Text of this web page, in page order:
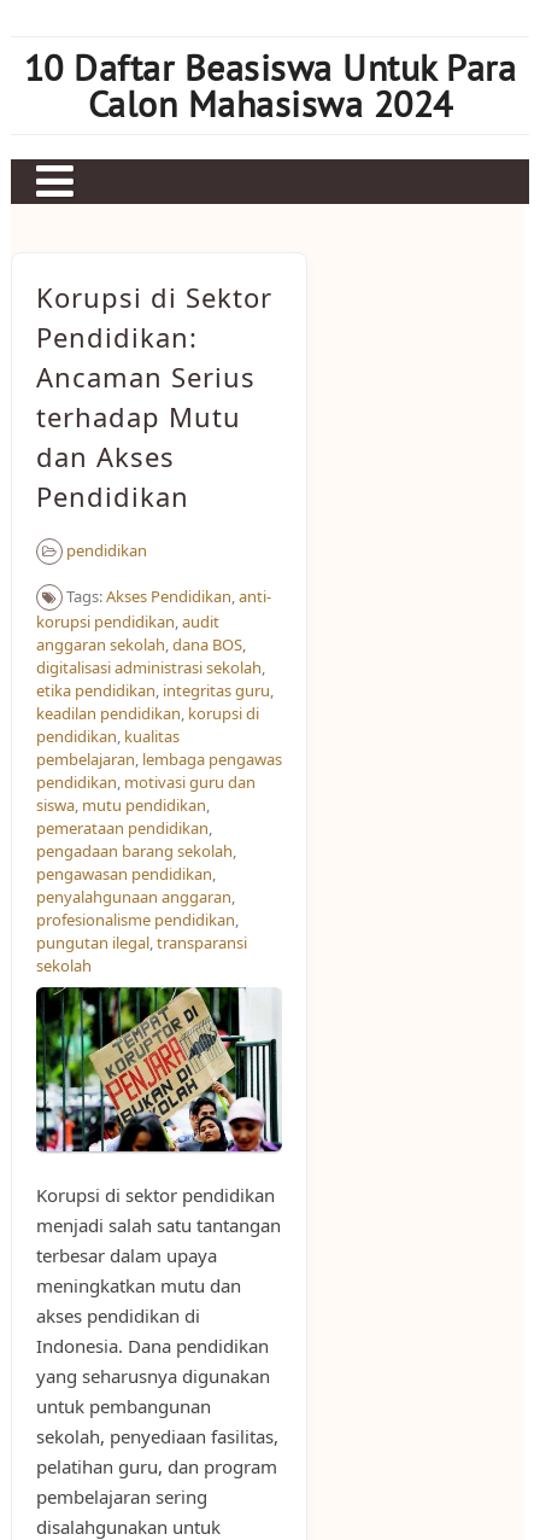
content
10 Daftar Beasiswa Untuk Para
Calon Mahasiswa 2024
Judi bola
Mahjong Ways 2
Slot Kamboja
Slot Thailand
Korupsi di Sektor
Pendidikan:
Ancaman Serius
terhadap Mutu
dan Akses
Pendidikan
pendidikan
Tags:Akses Pendidikan​,anti-
korupsi pendidikan,audit
anggaran sekolah,dana BOS,
digitalisasi administrasi sekolah,
etika pendidikan, integritas guru,
keadilan pendidikan, korupsi di
pendidikan, kualitas
pembelajaran, lembaga pengawas
pendidikan, motivasi guru dan
siswa, mutu pendidikan,
pemerataan pendidikan,
pengadaan barang sekolah,
pengawasan pendidikan,
penyalahgunaan anggaran,
profesionalisme pendidikan,
pungutan ilegal,transparansi
sekolah
Korupsi di sektor pendidikan
menjadi salah satu tantangan
terbesar dalam upaya
meningkatkan mutu dan
akses pendidikan di
Indonesia. Dana pendidikan
yang seharusnya digunakan
untuk pembangunan
sekolah, penyediaan fasilitas,
pelatihan guru, dan program
pembelajaran sering
disalahgunakan untuk